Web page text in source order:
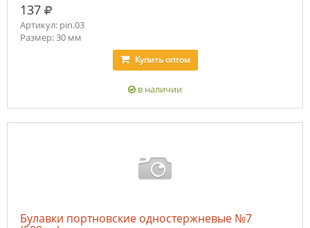
137 руб.
Артикул: pin.03
Размер: 30 мм
Купитьоптом
в наличии
Булавки портновские одностержневые №7